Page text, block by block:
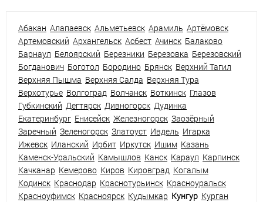
Абакан Алапаевск Альметьевск Арамиль Артёмовск
Артемовский Архангельск Асбест Ачинск Балаково
Барнаул Белоярский Березники Березовка Березовский
Богданович Боготол Бородино Брянск Верхний Тагил
Верхняя Пышма Верхняя Салда Верхняя Тура
Верхотурье Волгоград Волчанск Воткинск Глазов
Губкинский Дегтярск Дивногорск Дудинка
Екатеринбург Енисейск Железногорск Заозёрный
Заречный Зеленогорск Златоуст Ивдель Игарка
Ижевск Иланский Ирбит Иркутск Ишим Казань
Каменск-Уральский Камышлов Канск Караул Карпинск
Качканар Кемерово Киров Кировград Когалым
Кодинск Краснодар Краснотурьинск Красноуральск
Красноуфимск Красноярск Кудымкар Кунгур Курган